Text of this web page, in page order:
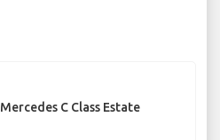
Mercedes C Class Estate